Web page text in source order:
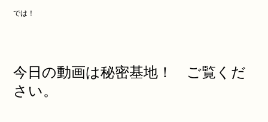
では！
今日の動画は秘密基地！ ご覧くだ
さい。